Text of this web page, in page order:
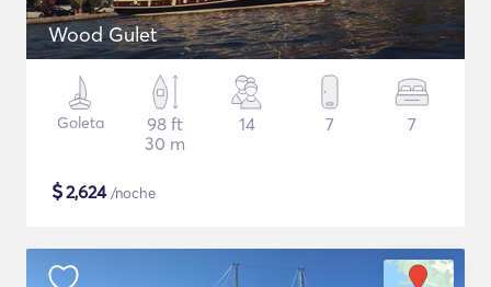
Wood Gulet
Goleta
98 ft
30 m
14 7 7
$2,624/noche